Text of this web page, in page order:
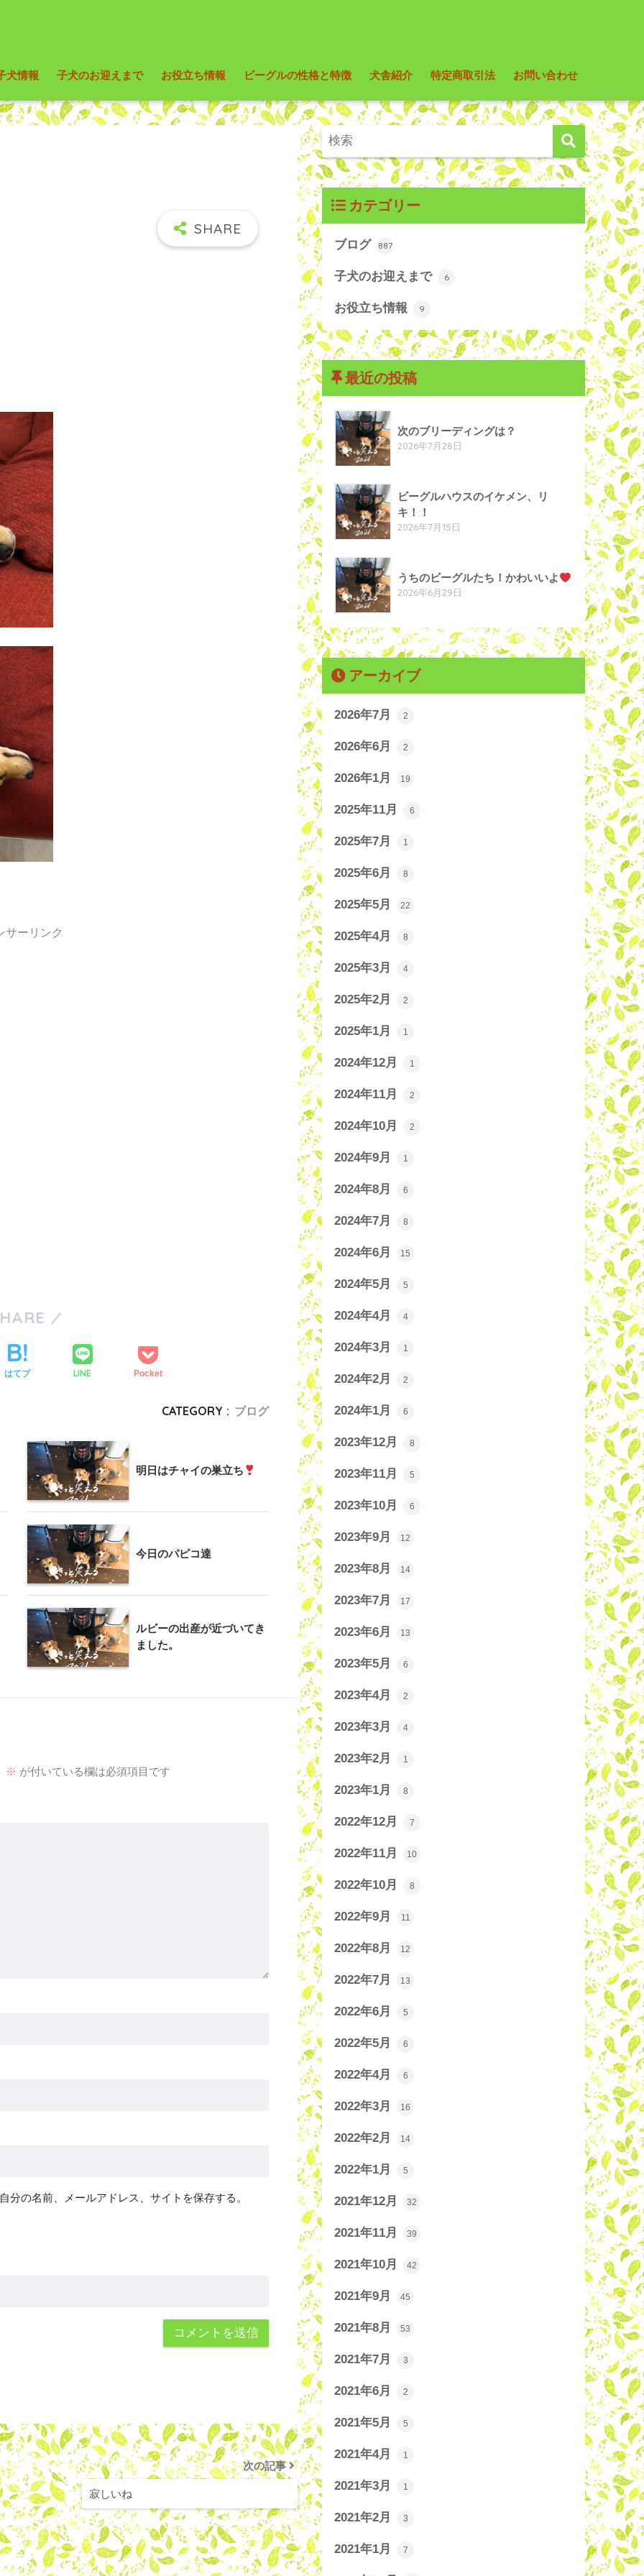
犬情報 子犬のお迎えまで お役立ち情報 ビーグルの性格と特徴 犬舎紹介 特定商取引法 お問い合わせ
サーリンク
はてブ LINE Pocket
CATEGORY : ブログ
明日はチャイの巣立ち
今日のパピコ達
ルビーの出産が近づいてき
ました。
※ が付いている欄は必須項目です
の名前、メールアドレス、サイトを保存する。
次の記事
寂しいね
カテゴリー
ブログ 887
子犬のお迎えまで 6
お役立ち情報 9
最近の投稿
次のブリーディングは？
2026年7月28日
ビーグルハウスのイケメン、リ
キ！！
2026年7月15日
うちのビーグルたち！かわいいよ
2026年6月29日
アーカイブ
2026年7月 2
2026年6月 2
2026年1月 19
2025年11月 6
2025年7月 1
2025年6月 8
2025年5月 22
2025年4月 8
2025年3月 4
2025年2月 2
2025年1月 1
2024年12月 1
2024年11月 2
2024年10月 2
2024年9月 1
2024年8月 6
2024年7月 8
2024年6月 15
2024年5月 5
2024年4月 4
2024年3月 1
2024年2月 2
2024年1月 6
2023年12月 8
2023年11月 5
2023年10月 6
2023年9月 12
2023年8月 14
2023年7月 17
2023年6月 13
2023年5月 6
2023年4月 2
2023年3月 4
2023年2月 1
2023年1月 8
2022年12月 7
2022年11月 10
2022年10月 8
2022年9月 11
2022年8月 12
2022年7月 13
2022年6月 5
2022年5月 6
2022年4月 6
2022年3月 16
2022年2月 14
2022年1月 5
2021年12月 32
2021年11月 39
2021年10月 42
2021年9月 45
2021年8月 53
2021年7月 3
2021年6月 2
2021年5月 5
2021年4月 1
2021年3月 1
2021年2月 3
2021年1月 7